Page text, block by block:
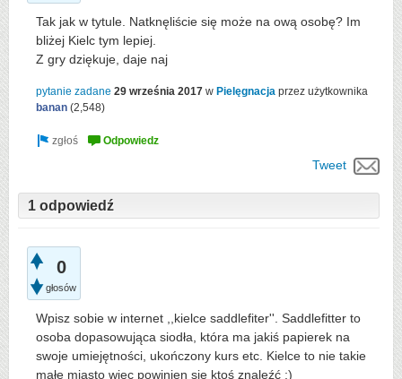
Tak jak w tytule. Natknęliście się może na ową osobę? Im
bliżej Kielc tym lepiej.
Z gry dziękuje, daje naj
pytanie zadane 29 września 2017 w Pielęgnacja przez użytkownika
banan (2,548)
Tweet
1 odpowiedź
0
głosów
Wpisz sobie w internet ,,kielce saddlefiter''. Saddlefitter to
osoba dopasowująca siodła, która ma jakiś papierek na
swoje umiejętności, ukończony kurs etc. Kielce to nie takie
małe miasto więc powinien się ktoś znaleźć ;)